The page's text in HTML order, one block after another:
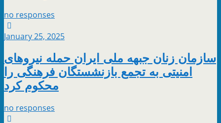
no responses
January 25, 2025
سازمان زنان جبهه ملی ایران حمله نیروهای
امنیتی به تجمع بازنشستگان فرهنگی را
محکوم کرد
no responses